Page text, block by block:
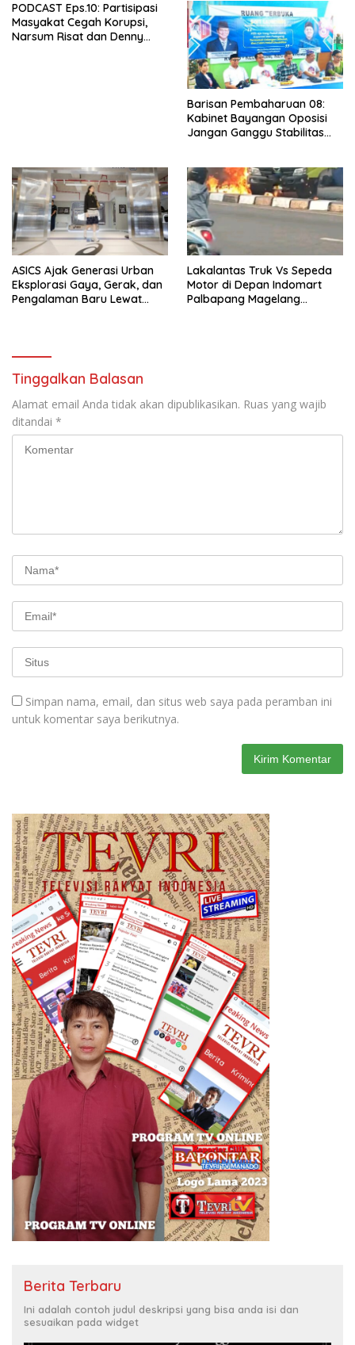
PODCAST Eps.10: Partisipasi
Masyakat Cegah Korupsi,
Narsum Risat dan Denny
Barisan Pembaharuan 08:
Kabinet Bayangan Oposisi
Jangan Ganggu Stabilitas
ASICS Ajak Generasi Urban
Eksplorasi Gaya, Gerak, dan
Pengalaman Baru Lewat
Lakalantas Truk Vs Sepeda
Motor di Depan Indomart
Palbapang Magelang
Tinggalkan Balasan
Alamat email Anda tidak akan dipublikasikan. Ruas yang wajib
ditandai *
Simpan nama, email, dan situs web saya pada peramban ini
untuk komentar saya berikutnya.
Berita Terbaru
Ini adalah contoh judul deskripsi yang bisa anda isi dan
sesuaikan pada widget